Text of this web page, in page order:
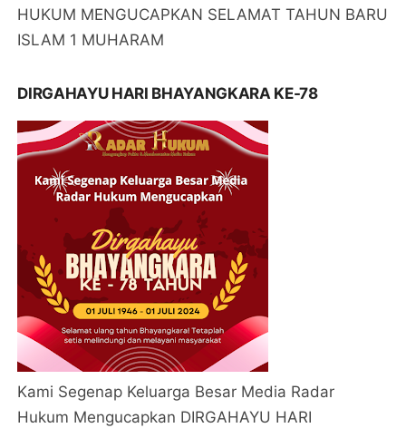
HUKUM MENGUCAPKAN SELAMAT TAHUN BARU
ISLAM 1 MUHARAM
DIRGAHAYU HARI BHAYANGKARA KE-78
Kami Segenap Keluarga Besar Media Radar
Hukum Mengucapkan DIRGAHAYU HARI